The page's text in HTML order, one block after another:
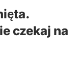
czekaj na